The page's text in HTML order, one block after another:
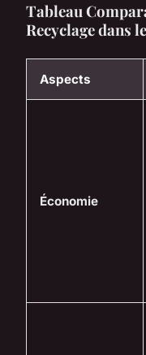
Tableau
Recyclage dans
Aspects
Économie